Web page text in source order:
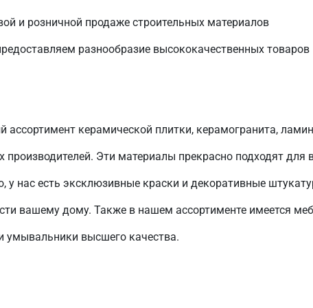
и розничной продаже строительных материалов
разнообразие высококачественных товаров
керамической плитки, керамогранита,
Эти материалы прекрасно подходят для
нас есть эксклюзивные краски и декоративные
вашему дому. Также в нашем ассортименте имеется
высшего качества.